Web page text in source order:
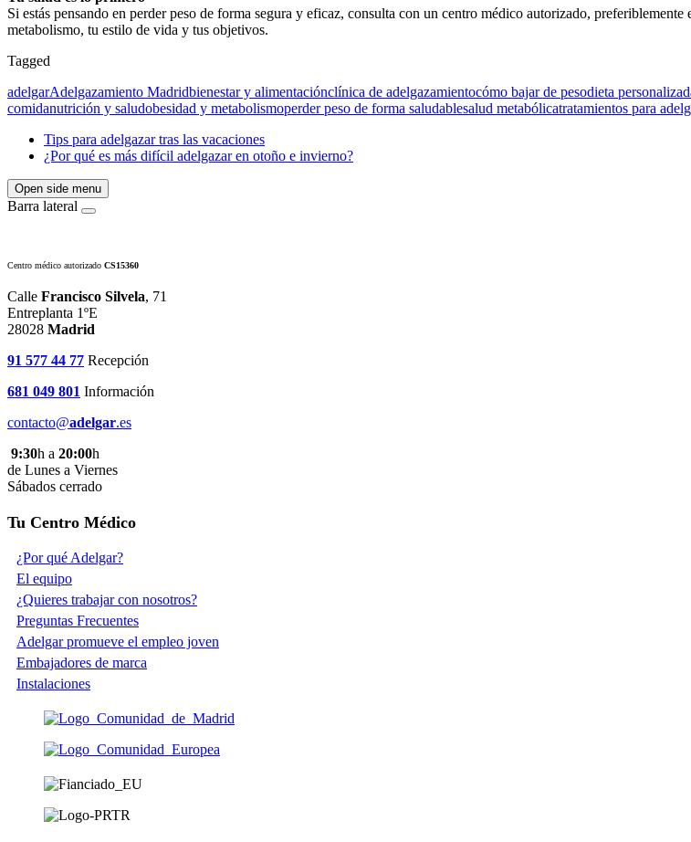
Si estás pensando en perder peso de forma segura y eficaz, consulta con un centro médico autorizado,
metabolismo, tu estilo de vida y tus objetivos.
Tagged
adelgarAdelgazamiento Madridbienestar y alimentaciónclínica de adelgazamientocómo bajar de pesodieta
comidanutrición y saludobesidad y metabolismoperder peso de forma saludablesalud metabólicatratamientos para
Tips para adelgazar tras las vacaciones
¿Por qué es más difícil adelgazar en otoño e invierno?
Open side menu
Barra lateral
Centro médico autorizado CS15360
Calle Francisco Silvela, 71
Entreplanta 1ºE
28028 Madrid
91 577 44 77 Recepción
681 049 801 Información
contacto@adelgar.es
9:30h a 20:00h
de Lunes a Viernes
Sábados cerrado
Tu Centro Médico
¿Por qué Adelgar?
El equipo
¿Quieres trabajar con nosotros?
Preguntas Frecuentes
Adelgar promueve el empleo joven
Embajadores de marca
Instalaciones